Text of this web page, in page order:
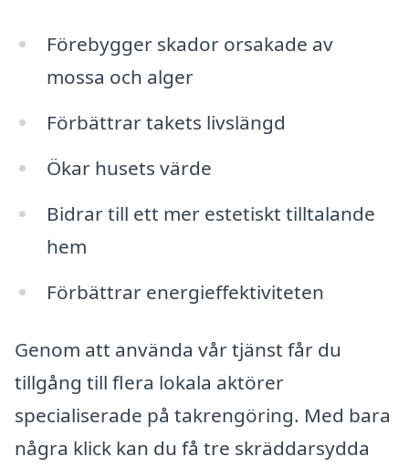
Förebygger skador orsakade av
mossa och alger
Förbättrar takets livslängd
Ökar husets värde
Bidrar till ett mer estetiskt tilltalande
hem
Förbättrar energieffektiviteten
Genom att använda vår tjänst får du
tillgång till flera lokala aktörer
specialiserade på takrengöring. Med bara
några klick kan du få tre skräddarsydda